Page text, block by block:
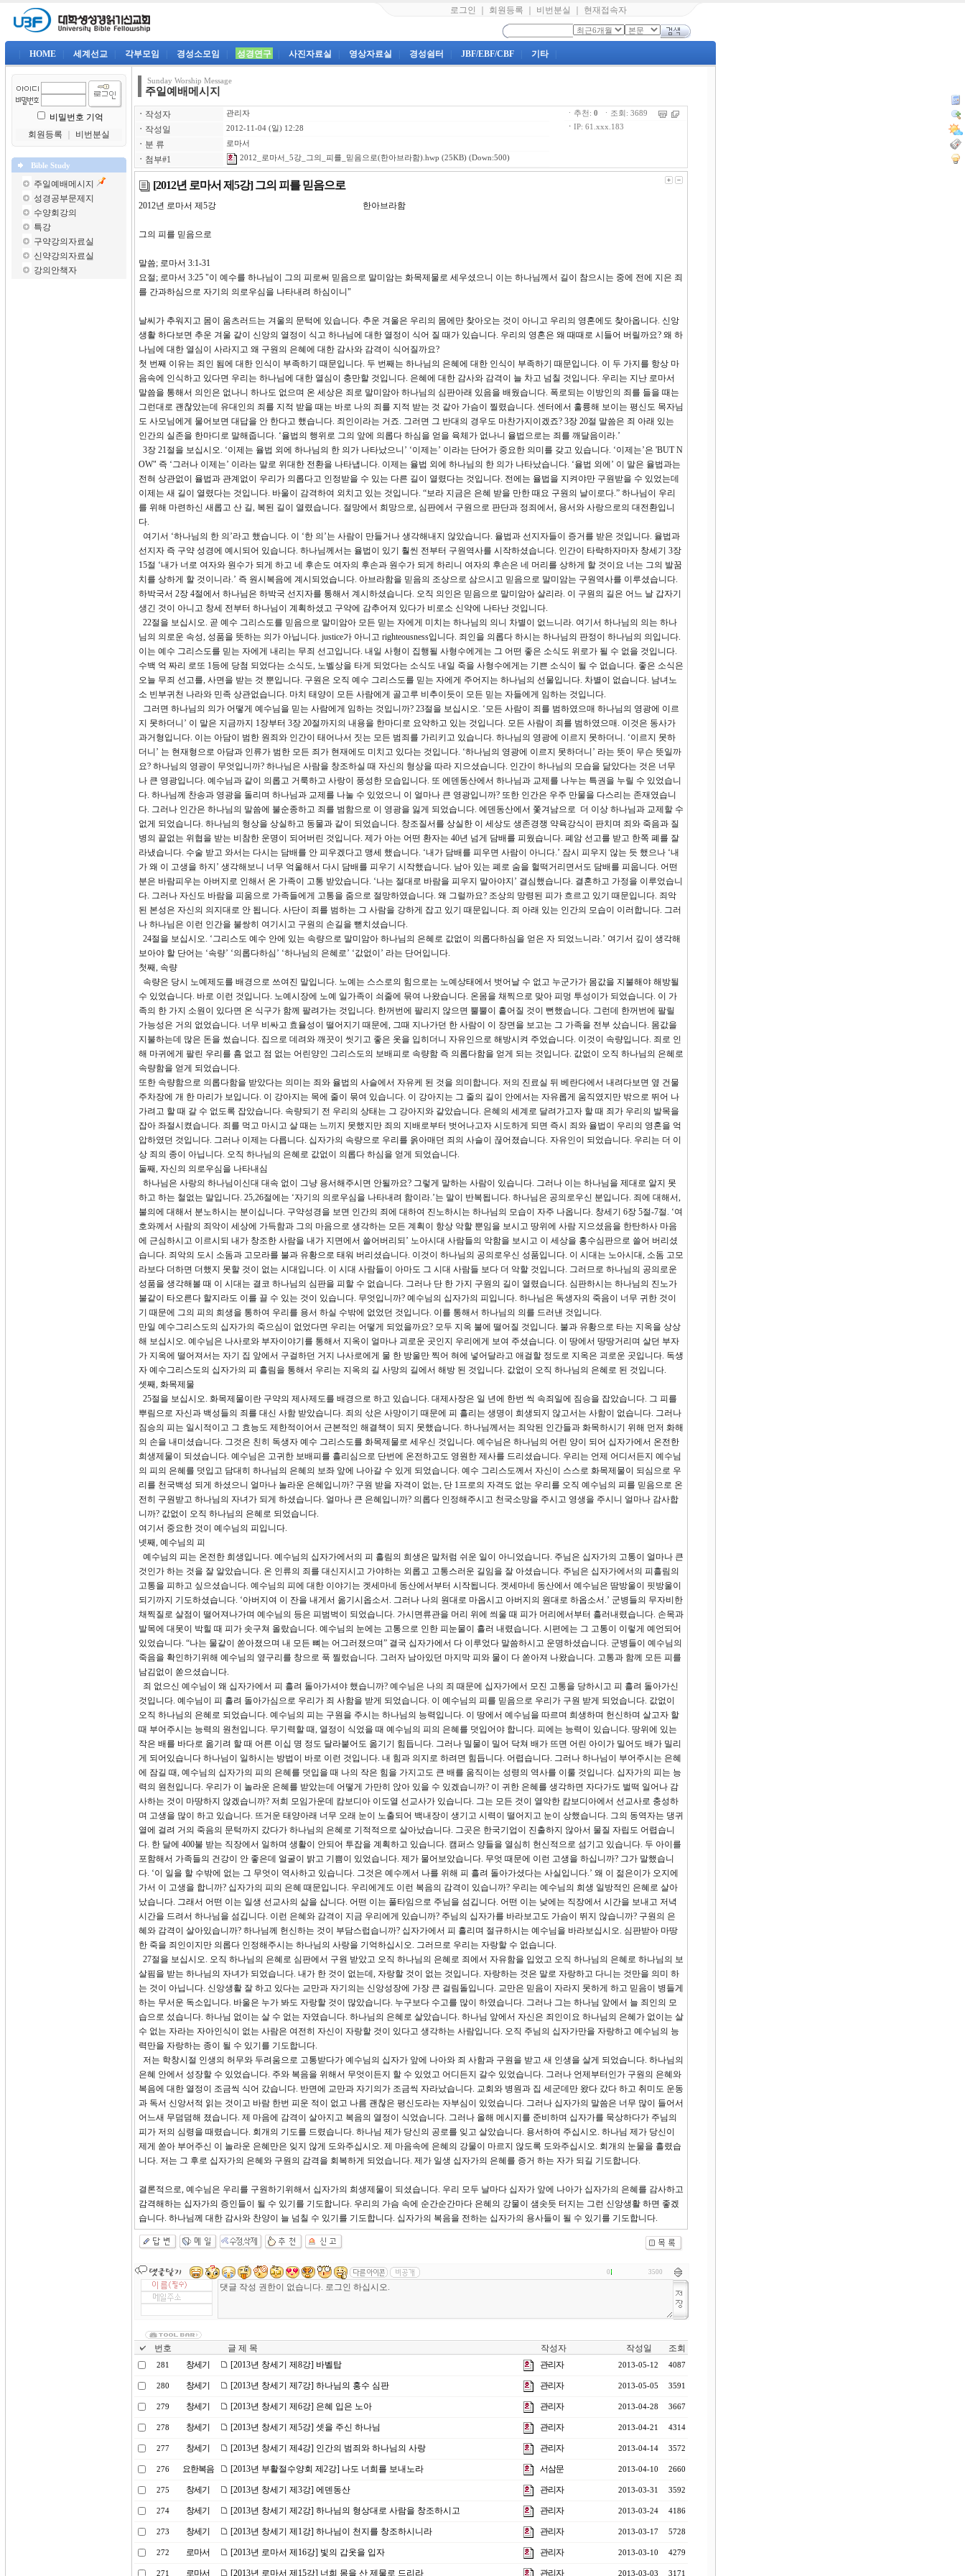
로그인 회원등록 비번분실 현재접속자
HOME 세계선교 각부모임 경성소모임 성경연구 사진자료실 영상자료실 경성쉼터 JBF/EBF/CBF 기타
비밀번호 기억
회원등록
비번분실
Bible Study
주일예배메시지
성경공부문제지
수양회강의
특강
구약강의자료실
신약강의자료실
강의안책자
Sunday Worship Message
주일예배메시지
ㆍ 작성자 관리자
ㆍ 작성일 2012-11-04 (일) 12:28
ㆍ 분 류 로마서
ㆍ 첨부#1 2012_로마서_5강_그의_피를_믿음으로(한아브라함).hwp (25KB) (Down:500)
ㆍ추천: 0 ㆍ조회: 3689
ㆍ IP: 61.xxx.183
[2012년 로마서 제5강] 그의 피를 믿음으로
2012년 로마서 제5강 한아브라함
그의 피를 믿음으로
말씀; 로마서 3:1-31
요절; 로마서 3:25 "이 예수를 하나님이 그의 피로써 믿음으로 말미암는 화목제물로 세우셨으니 이는 하나님께서 길이 참으시는 중에 전에 지은 죄
를 간과하심으로 자기의 의로우심을 나타내려 하심이니"
날씨가 추워지고 몸이 움츠러드는 겨울의 문턱에 있습니다. 추운 겨울은 우리의 몸에만 찾아오는 것이 아니고 우리의 영혼에도 찾아옵니다. 신앙
생활 하다보면 추운 겨울 같이 신앙의 열정이 식고 하나님에 대한 열정이 식어 질 때가 있습니다. 우리의 영혼은 왜 때때로 시들어 버릴까요? 왜 하
나님에 대한 열심이 사라지고 왜 구원의 은혜에 대한 감사와 감격이 식어질까요?
첫 번째 이유는 죄인 됨에 대한 인식이 부족하기 때문입니다. 두 번째는 하나님의 은혜에 대한 인식이 부족하기 때문입니다. 이 두 가지를 항상 마
음속에 인식하고 있다면 우리는 하나님에 대한 열심이 충만할 것입니다. 은혜에 대한 감사와 감격이 늘 차고 넘칠 것입니다. 우리는 지난 로마서
말씀을 통해서 의인은 없나니 하나도 없으며 온 세상은 죄로 말미암아 하나님의 심판아래 있음을 배웠습니다. 폭로되는 이방인의 죄를 들을 때는
그런대로 괜찮았는데 유대인의 죄를 지적 받을 때는 바로 나의 죄를 지적 받는 것 같아 가슴이 찔렸습니다. 센터에서 훌륭해 보이는 평신도 목자님
도 사모님에게 물어보면 대답을 안 한다고 했습니다. 죄인이라는 거죠. 그러면 그 반대의 경우도 마찬가지이겠죠? 3장 20절 말씀은 죄 아래 있는
인간의 실존을 한마디로 말해줍니다. ‘율법의 행위로 그의 앞에 의롭다 하심을 얻을 육체가 없나니 율법으로는 죄를 깨달음이라.’
3장 21절을 보십시오. ‘이제는 율법 외에 하나님의 한 의가 나타났으니’ ‘이제는’ 이라는 단어가 중요한 의미를 갖고 있습니다. ‘이제는’은 'BUT N
OW" 즉 ‘그러나 이제는’ 이라는 말로 위대한 전환을 나타냅니다. 이제는 율법 외에 하나님의 한 의가 나타났습니다. ‘율법 외에’ 이 말은 율법과는
전혀 상관없이 율법과 관계없이 우리가 의롭다고 인정받을 수 있는 다른 길이 열렸다는 것입니다. 전에는 율법을 지켜야만 구원받을 수 있었는데
이제는 새 길이 열렸다는 것입니다. 바울이 감격하여 외치고 있는 것입니다. “보라 지금은 은혜 받을 만한 때요 구원의 날이로다.” 하나님이 우리
를 위해 마련하신 새롭고 산 길, 복된 길이 열렸습니다. 절망에서 희망으로, 심판에서 구원으로 판단과 정죄에서, 용서와 사랑으로의 대전환입니
다.
여기서 ‘하나님의 한 의’라고 했습니다. 이 ‘한 의’는 사람이 만들거나 생각해내지 않았습니다. 율법과 선지자들이 증거를 받은 것입니다. 율법과
선지자 즉 구약 성경에 예시되어 있습니다. 하나님께서는 율법이 있기 훨씬 전부터 구원역사를 시작하셨습니다. 인간이 타락하자마자 창세기 3장
15절 ‘내가 너로 여자와 원수가 되게 하고 네 후손도 여자의 후손과 원수가 되게 하리니 여자의 후손은 네 머리를 상하게 할 것이요 너는 그의 발꿈
치를 상하게 할 것이니라.’ 즉 원시복음에 계시되었습니다. 아브라함을 믿음의 조상으로 삼으시고 믿음으로 말미암는 구원역사를 이루셨습니다.
하박국서 2장 4절에서 하나님은 하박국 선지자를 통해서 계시하셨습니다. 오직 의인은 믿음으로 말미암아 살리라. 이 구원의 길은 어느 날 갑자기
생긴 것이 아니고 창세 전부터 하나님이 계획하셨고 구약에 감추어져 있다가 비로소 신약에 나타난 것입니다.
22절을 보십시오. 곧 예수 그리스도를 믿음으로 말미암아 모든 믿는 자에게 미치는 하나님의 의니 차별이 없느니라. 여기서 하나님의 의는 하나
님의 의로운 속성, 성품을 뜻하는 의가 아닙니다. justice가 아니고 righteousness입니다. 죄인을 의롭다 하시는 하나님의 판정이 하나님의 의입니다.
이는 예수 그리스도를 믿는 자에게 내리는 무죄 선고입니다. 내일 사형이 집행될 사형수에게는 그 어떤 좋은 소식도 위로가 될 수 없을 것입니다.
수백 억 짜리 로또 1등에 당첨 되었다는 소식도, 노벨상을 타게 되었다는 소식도 내일 죽을 사형수에게는 기쁜 소식이 될 수 없습니다. 좋은 소식은
오늘 무죄 선고를, 사면을 받는 것 뿐입니다. 구원은 오직 예수 그리스도를 믿는 자에게 주어지는 하나님의 선물입니다. 차별이 없습니다. 남녀노
소 빈부귀천 나라와 민족 상관없습니다. 마치 태양이 모든 사람에게 골고루 비추이듯이 모든 믿는 자들에게 임하는 것입니다.
그러면 하나님의 의가 어떻게 예수님을 믿는 사람에게 임하는 것입니까? 23절을 보십시오. ‘모든 사람이 죄를 범하였으매 하나님의 영광에 이르
지 못하더니’ 이 말은 지금까지 1장부터 3장 20절까지의 내용을 한마디로 요약하고 있는 것입니다. 모든 사람이 죄를 범하였으매. 이것은 동사가
과거형입니다. 이는 아담이 범한 원죄와 인간이 태어나서 짓는 모든 범죄를 가리키고 있습니다. 하나님의 영광에 이르지 못하더니. ‘이르지 못하
더니’ 는 현재형으로 아담과 인류가 범한 모든 죄가 현재에도 미치고 있다는 것입니다. ‘하나님의 영광에 이르지 못하더니’ 라는 뜻이 무슨 뜻일까
요? 하나님의 영광이 무엇입니까? 하나님은 사람을 창조하실 때 자신의 형상을 따라 지으셨습니다. 인간이 하나님의 모습을 닮았다는 것은 너무
나 큰 영광입니다. 예수님과 같이 의롭고 거룩하고 사랑이 풍성한 모습입니다. 또 에덴동산에서 하나님과 교제를 나누는 특권을 누릴 수 있었습니
다. 하나님께 찬송과 영광을 돌리며 하나님과 교제를 나눌 수 있었으니 이 얼마나 큰 영광입니까? 또한 인간은 우주 만물을 다스리는 존재였습니
다. 그러나 인간은 하나님의 말씀에 불순종하고 죄를 범함으로 이 영광을 잃게 되었습니다. 에덴동산에서 쫓겨남으로 더 이상 하나님과 교제할 수
없게 되었습니다. 하나님의 형상을 상실하고 동물과 같이 되었습니다. 창조질서를 상실한 이 세상도 생존경쟁 약육강식이 판치며 죄와 죽음과 질
병의 끝없는 위협을 받는 비참한 운명이 되어버린 것입니다. 제가 아는 어떤 환자는 40년 넘게 담배를 피웠습니다. 폐암 선고를 받고 한쪽 폐를 잘
라냈습니다. 수술 받고 와서는 다시는 담배를 안 피우겠다고 맹세 했습니다. ‘내가 담배를 피우면 사람이 아니다.’ 잠시 피우지 않는 듯 했으나 ‘내
가 왜 이 고생을 하지’ 생각해보니 너무 억울해서 다시 담배를 피우기 시작했습니다. 남아 있는 폐로 숨을 헐떡거리면서도 담배를 피웁니다. 어떤
분은 바람피우는 아버지로 인해서 온 가족이 고통 받았습니다. ‘나는 절대로 바람을 피우지 말아야지’ 결심했습니다. 결혼하고 가정을 이루었습니
다. 그러나 자신도 바람을 피움으로 가족들에게 고통을 줌으로 절망하였습니다. 왜 그럴까요? 조상의 망령된 피가 흐르고 있기 때문입니다. 죄악
된 본성은 자신의 의지대로 안 됩니다. 사단이 죄를 범하는 그 사람을 강하게 잡고 있기 때문입니다. 죄 아래 있는 인간의 모습이 이러합니다. 그러
나 하나님은 이런 인간을 불쌍히 여기시고 구원의 손길을 뻗치셨습니다.
24절을 보십시오. ‘그리스도 예수 안에 있는 속량으로 말미암아 하나님의 은혜로 값없이 의롭다하심을 얻은 자 되었느니라.’ 여기서 깊이 생각해
보아야 할 단어는 ‘속량’ ‘의롭다하심’ ‘하나님의 은혜로’ ‘값없이’ 라는 단어입니다.
첫째, 속량
속량은 당시 노예제도를 배경으로 쓰여진 말입니다. 노예는 스스로의 힘으로는 노예상태에서 벗어날 수 없고 누군가가 몸값을 지불해야 해방될
수 있었습니다. 바로 이런 것입니다. 노예시장에 노예 일가족이 쇠줄에 묶여 나왔습니다. 온몸을 채찍으로 맞아 피멍 투성이가 되었습니다. 이 가
족의 한 가지 소원이 있다면 온 식구가 함께 팔려가는 것입니다. 한꺼번에 팔리지 않으면 뿔뿔이 흩어질 것이 뻔했습니다. 그런데 한꺼번에 팔릴
가능성은 거의 없었습니다. 너무 비싸고 효율성이 떨어지기 때문에, 그때 지나가던 한 사람이 이 장면을 보고는 그 가족을 전부 샀습니다. 몸값을
지불하는데 많은 돈을 썼습니다. 집으로 데려와 깨끗이 씻기고 좋은 옷을 입히더니 자유인으로 해방시켜 주었습니다. 이것이 속량입니다. 죄로 인
해 마귀에게 팔린 우리를 흠 없고 점 없는 어린양인 그리스도의 보배피로 속량함 즉 의롭다함을 얻게 되는 것입니다. 값없이 오직 하나님의 은혜로
속량함을 얻게 되었습니다.
또한 속량함으로 의롭다함을 받았다는 의미는 죄와 율법의 사슬에서 자유케 된 것을 의미합니다. 저의 진료실 뒤 베란다에서 내려다보면 옆 건물
주차장에 개 한 마리가 보입니다. 이 강아지는 목에 줄이 묶여 있습니다. 이 강아지는 그 줄의 길이 안에서는 자유롭게 움직였지만 밖으로 뛰어 나
가려고 할 때 갈 수 없도록 잡았습니다. 속량되기 전 우리의 상태는 그 강아지와 같았습니다. 은혜의 세계로 달려가고자 할 때 죄가 우리의 발목을
잡아 좌절시켰습니다. 죄를 먹고 마시고 살 때는 느끼지 못했지만 죄의 지배로부터 벗어나고자 시도하게 되면 즉시 죄와 율법이 우리의 영혼을 억
압하였던 것입니다. 그러나 이제는 다릅니다. 십자가의 속량으로 우리를 옭아매던 죄의 사슬이 끊어졌습니다. 자유인이 되었습니다. 우리는 더 이
상 죄의 종이 아닙니다. 오직 하나님의 은혜로 값없이 의롭다 하심을 얻게 되었습니다.
둘째, 자신의 의로우심을 나타내심
하나님은 사랑의 하나님이신대 대속 없이 그냥 용서해주시면 안될까요? 그렇게 말하는 사람이 있습니다. 그러나 이는 하나님을 제대로 알지 못
하고 하는 철없는 말입니다. 25,26절에는 ‘자기의 의로우심을 나타내려 함이라.’는 말이 반복됩니다. 하나님은 공의로우신 분입니다. 죄에 대해서,
불의에 대해서 분노하시는 분이십니다. 구약성경을 보면 인간의 죄에 대하여 진노하시는 하나님의 모습이 자주 나옵니다. 창세기 6장 5절-7절. ‘여
호와께서 사람의 죄악이 세상에 가득함과 그의 마음으로 생각하는 모든 계획이 항상 악할 뿐임을 보시고 땅위에 사람 지으셨음을 한탄하사 마음
에 근심하시고 이르시되 내가 창조한 사람을 내가 지면에서 쓸어버리되’ 노아시대 사람들의 악함을 보시고 이 세상을 홍수심판으로 쓸어 버리셨
습니다. 죄악의 도시 소돔과 고모라를 불과 유황으로 태워 버리셨습니다. 이것이 하나님의 공의로우신 성품입니다. 이 시대는 노아시대, 소돔 고모
라보다 더하면 더했지 못할 것이 없는 시대입니다. 이 시대 사람들이 아마도 그 시대 사람들 보다 더 악할 것입니다. 그러므로 하나님의 공의로운
성품을 생각해볼 때 이 시대는 결코 하나님의 심판을 피할 수 없습니다. 그러나 단 한 가지 구원의 길이 열렸습니다. 심판하시는 하나님의 진노가
불같이 타오른다 할지라도 이를 끌 수 있는 것이 있습니다. 무엇입니까? 예수님의 십자가의 피입니다. 하나님은 독생자의 죽음이 너무 귀한 것이
기 때문에 그의 피의 희생을 통하여 우리를 용서 하실 수밖에 없었던 것입니다. 이를 통해서 하나님의 의를 드러낸 것입니다.
만일 예수그리스도의 십자가의 죽으심이 없었다면 우리는 어떻게 되었을까요? 모두 지옥 불에 떨어질 것입니다. 불과 유황으로 타는 지옥을 상상
해 보십시오. 예수님은 나사로와 부자이야기를 통해서 지옥이 얼마나 괴로운 곳인지 우리에게 보여 주셨습니다. 이 땅에서 땅땅거리며 살던 부자
가 지옥에 떨어져서는 자기 집 앞에서 구걸하던 거지 나사로에게 물 한 방울만 찍어 혀에 넣어달라고 애걸할 정도로 지옥은 괴로운 곳입니다. 독생
자 예수그리스도의 십자가의 피 흘림을 통해서 우리는 지옥의 길 사망의 길에서 해방 된 것입니다. 값없이 오직 하나님의 은혜로 된 것입니다.
셋째, 화목제물
25절을 보십시오. 화목제물이란 구약의 제사제도를 배경으로 하고 있습니다. 대제사장은 일 년에 한번 씩 속죄일에 짐승을 잡았습니다. 그 피를
뿌림으로 자신과 백성들의 죄를 대신 사함 받았습니다. 죄의 삯은 사망이기 때문에 피 흘리는 생명이 희생되지 않고서는 사함이 없습니다. 그러나
짐승의 피는 일시적이고 그 효능도 제한적이어서 근본적인 해결책이 되지 못했습니다. 하나님께서는 죄악된 인간들과 화목하시기 위해 먼저 화해
의 손을 내미셨습니다. 그것은 친히 독생자 예수 그리스도를 화목제물로 세우신 것입니다. 예수님은 하나님의 어린 양이 되어 십자가에서 온전한
희생제물이 되셨습니다. 예수님은 고귀한 보배피를 흘리심으로 단번에 온전하고도 영원한 제사를 드리셨습니다. 우리는 언제 어디서든지 예수님
의 피의 은혜를 덧입고 담대히 하나님의 은혜의 보좌 앞에 나아갈 수 있게 되었습니다. 예수 그리스도께서 자신이 스스로 화목제물이 되심으로 우
리를 천국백성 되게 하셨으니 얼마나 놀라운 은혜입니까? 구원 받을 자격이 없는, 단 1프로의 자격도 없는 우리를 오직 예수님의 피를 믿음으로 온
전히 구원받고 하나님의 자녀가 되게 하셨습니다. 얼마나 큰 은혜입니까? 의롭다 인정해주시고 천국소망을 주시고 영생을 주시니 얼마나 감사합
니까? 값없이 오직 하나님의 은혜로 되었습니다.
여기서 중요한 것이 예수님의 피입니다.
넷째, 예수님의 피
예수님의 피는 온전한 희생입니다. 예수님의 십자가에서의 피 흘림의 희생은 말처럼 쉬운 일이 아니었습니다. 주님은 십자가의 고통이 얼마나 큰
것인가 하는 것을 잘 알았습니다. 온 인류의 죄를 대신지시고 가야하는 외롭고 고통스러운 길임을 잘 아셨습니다. 주님은 십자가에서의 피흘림의
고통을 피하고 싶으셨습니다. 예수님의 피에 대한 이야기는 겟세마네 동산에서부터 시작됩니다. 겟세마네 동산에서 예수님은 땀방울이 핏방울이
되기까지 기도하셨습니다. ‘아버지여 이 잔을 내게서 옮기시옵소서. 그러나 나의 원대로 마옵시고 아버지의 원대로 하옵소서.’ 군병들의 무자비한
채찍질로 살점이 떨어져나가며 예수님의 등은 피범벅이 되었습니다. 가시면류관을 머리 위에 씌울 때 피가 머리에서부터 흘러내렸습니다. 손목과
발목에 대못이 박힐 때 피가 솟구쳐 올랐습니다. 예수님의 눈에는 고통으로 인한 피눈물이 흘러 내렸습니다. 시편에는 그 고통이 이렇게 예언되어
있었습니다. “나는 물같이 쏟아졌으며 내 모든 뼈는 어그러졌으며” 결국 십자가에서 다 이루었다 말씀하시고 운명하셨습니다. 군병들이 예수님의
죽음을 확인하기위해 예수님의 옆구리를 창으로 푹 찔렀습니다. 그러자 남아있던 마지막 피와 물이 다 쏟아져 나왔습니다. 고통과 함께 모든 피를
남김없이 쏟으셨습니다.
죄 없으신 예수님이 왜 십자가에서 피 흘려 돌아가셔야 했습니까? 예수님은 나의 죄 때문에 십자가에서 모진 고통을 당하시고 피 흘려 돌아가신
것입니다. 예수님이 피 흘려 돌아가심으로 우리가 죄 사함을 받게 되었습니다. 이 예수님의 피를 믿음으로 우리가 구원 받게 되었습니다. 값없이
오직 하나님의 은혜로 되었습니다. 예수님의 피는 구원을 주시는 하나님의 능력입니다. 이 땅에서 예수님을 따르며 희생하며 헌신하며 살고자 할
때 부어주시는 능력의 원천입니다. 무기력할 때, 열정이 식었을 때 예수님의 피의 은혜를 덧입어야 합니다. 피에는 능력이 있습니다. 땅위에 있는
작은 배를 바다로 옮기려 할 때 어른 이십 명 정도 달라붙어도 옮기기 힘듭니다. 그러나 밀물이 밀어 닥쳐 배가 뜨면 어린 아이가 밀어도 배가 밀리
게 되어있습니다 하나님이 일하시는 방법이 바로 이런 것입니다. 내 힘과 의지로 하려면 힘듭니다. 어렵습니다. 그러나 하나님이 부어주시는 은혜
에 잠길 때, 예수님의 십자가의 피의 은혜를 덧입을 때 나의 작은 힘을 가지고도 큰 배를 움직이는 성령의 역사를 이룰 것입니다. 십자가의 피는 능
력의 원천입니다. 우리가 이 놀라운 은혜를 받았는데 어떻게 가만히 앉아 있을 수 있겠습니까? 이 귀한 은혜를 생각하면 자다가도 벌떡 일어나 감
사하는 것이 마땅하지 않겠습니까? 저희 모임가운데 캄보디아 이도열 선교사가 있습니다. 그는 모든 것이 열악한 캄보디아에서 선교사로 충성하
며 고생을 많이 하고 있습니다. 뜨거운 태양아래 너무 오래 눈이 노출되어 백내장이 생기고 시력이 떨어지고 눈이 상했습니다. 그의 동역자는 댕귀
열에 걸려 거의 죽음의 문턱까지 갔다가 하나님의 은혜로 기적적으로 살아났습니다. 그곳은 한국기업이 진출하지 않아서 물질 자립도 어렵습니
다. 한 달에 400불 받는 직장에서 일하며 생활이 안되어 투잡을 계획하고 있습니다. 캠퍼스 양들을 열심히 헌신적으로 섬기고 있습니다. 두 아이를
포함해서 가족들의 건강이 안 좋은데 얼굴이 밝고 기쁨이 있었습니다. 제가 물어보았습니다. 무엇 때문에 이런 고생을 하십니까? 그가 말했습니
다. ‘이 일을 할 수밖에 없는 그 무엇이 역사하고 있습니다. 그것은 예수께서 나를 위해 피 흘려 돌아가셨다는 사실입니다.’ 왜 이 젊은이가 오지에
가서 이 고생을 합니까? 십자가의 피의 은혜 때문입니다. 우리에게도 이런 복음의 감격이 있습니까? 우리는 예수님의 희생 일방적인 은혜로 살아
났습니다. 그래서 어떤 이는 일생 선교사의 삶을 삽니다. 어떤 이는 풀타임으로 주님을 섬깁니다. 어떤 이는 낮에는 직장에서 시간을 보내고 저녁
시간을 드려서 하나님을 섬깁니다. 이런 은혜와 감격이 지금 우리에게 있습니까? 주님의 십자가를 바라보고도 가슴이 뛰지 않습니까? 구원의 은
혜와 감격이 살아있습니까? 하나님께 헌신하는 것이 부담스럽습니까? 십자가에서 피 흘리며 절규하시는 예수님을 바라보십시오. 심판받아 마땅
한 죽을 죄인이지만 의롭다 인정해주시는 하나님의 사랑을 기억하십시오. 그러므로 우리는 자랑할 수 없습니다.
27절을 보십시오. 오직 하나님의 은혜로 심판에서 구원 받았고 오직 하나님의 은혜로 죄에서 자유함을 입었고 오직 하나님의 은혜로 하나님의 보
살핌을 받는 하나님의 자녀가 되었습니다. 내가 한 것이 없는데, 자랑할 것이 없는 것입니다. 자랑하는 것은 말로 자랑하고 다니는 것만을 의미 하
는 것이 아닙니다. 신앙생활 잘 하고 있다는 교만과 자기의는 신앙성장에 가장 큰 걸림돌입니다. 교만은 믿음이 자라지 못하게 하고 믿음이 병들게
하는 무서운 독소입니다. 바울은 누가 봐도 자랑할 것이 많았습니다. 누구보다 수고를 많이 하였습니다. 그러나 그는 하나님 앞에서 늘 죄인의 모
습으로 섰습니다. 하나님 없이는 살 수 없는 자였습니다. 하나님의 은혜로 살았습니다. 하나님 앞에서 자신은 죄인이요 하나님의 은혜가 없이는 살
수 없는 자라는 자아인식이 없는 사람은 여전히 자신이 자랑할 것이 있다고 생각하는 사람입니다. 오직 주님의 십자가만을 자랑하고 예수님의 능
력만을 자랑하는 종이 될 수 있기를 기도합니다.
저는 학창시절 인생의 허무와 두려움으로 고통받다가 예수님의 십자가 앞에 나아와 죄 사함과 구원을 받고 새 인생을 살게 되었습니다. 하나님의
은혜 안에서 성장할 수 있었습니다. 주와 복음을 위해서 무엇이든지 할 수 있었고 어디든지 갈수 있었습니다. 그러나 언제부터인가 구원의 은혜와
복음에 대한 열정이 조금씩 식어 갔습니다. 반면에 교만과 자기의가 조금씩 자라났습니다. 교회와 병원과 집 세군데만 왔다 갔다 하고 취미도 운동
과 독서 신앙서적 읽는 것이고 바람 한번 피운 적이 없고 나름 괜찮은 평신도라는 자부심이 있었습니다. 그러나 십자가의 말씀은 너무 많이 들어서
어느새 무덤덤해 졌습니다. 제 마음에 감격이 살아지고 복음의 열정이 식었습니다. 그러나 올해 메시지를 준비하며 십자가를 묵상하다가 주님의
피가 저의 심령을 때렸습니다. 회개의 기도를 드렸습니다. 하나님 제가 당신의 공로를 잊고 살았습니다. 용서하여 주십시오. 하나님 제가 당신이
제게 쏟아 부어주신 이 놀라운 은혜만은 잊지 않게 도와주십시오. 제 마음속에 은혜의 강물이 마르지 않도록 도와주십시오. 회개의 눈물을 흘렸습
니다. 저는 그 후로 십자가의 은혜와 구원의 감격을 회복하게 되었습니다. 제가 일생 십자가의 은혜를 증거 하는 자가 되길 기도합니다.
결론적으로, 예수님은 우리를 구원하기위해서 십자가의 희생제물이 되셨습니다. 우리 모두 날마다 십자가 앞에 나아가 십자가의 은혜를 감사하고
감격해하는 십자가의 증인들이 될 수 있기를 기도합니다. 우리의 가슴 속에 순간순간마다 은혜의 강물이 샘솟듯 터지는 그런 신앙생활 하면 좋겠
습니다. 하나님께 대한 감사와 찬양이 늘 넘칠 수 있기를 기도합니다. 십자가의 복음을 전하는 십자가의 용사들이 될 수 있기를 기도합니다.
0 3500
번호 글 제 목 작성자 작성일 조회
281 창세기 [2013년 창세기 제8강] 바벨탑 관리자 2013-05-12 4087
280 창세기 [2013년 창세기 제7강] 하나님의 홍수 심판 관리자 2013-05-05 3591
279 창세기 [2013년 창세기 제6강] 은혜 입은 노아 관리자 2013-04-28 3667
278 창세기 [2013년 창세기 제5강] 셋을 주신 하나님 관리자 2013-04-21 4314
277 창세기 [2013년 창세기 제4강] 인간의 범죄와 하나님의 사랑 관리자 2013-04-14 3572
276 요한복음 [2013년 부활절수양회 제2강] 나도 너희를 보내노라 서삼문 2013-04-10 2660
275 창세기 [2013년 창세기 제3강] 에덴동산 관리자 2013-03-31 3592
274 창세기 [2013년 창세기 제2강] 하나님의 형상대로 사람을 창조하시고 관리자 2013-03-24 4186
273 창세기 [2013년 창세기 제1강] 하나님이 천지를 창조하시니라 관리자 2013-03-17 5728
272 로마서 [2013년 로마서 제16강] 빛의 갑옷을 입자 관리자 2013-03-10 4279
271 로마서 [2013년 로마서 제15강] 너희 몸을 산 제물로 드리라 관리자 2013-03-03 3171